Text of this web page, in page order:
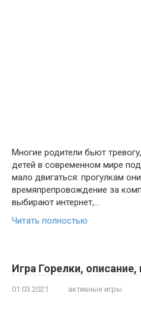
Многие родители бьют
детей в современном мире
мало двигаться: прогулкам
времяпрепровождение за
выбирают интернет,…
Читать полностью
Игра Горелки, описание,
01.03.2021 активные игры